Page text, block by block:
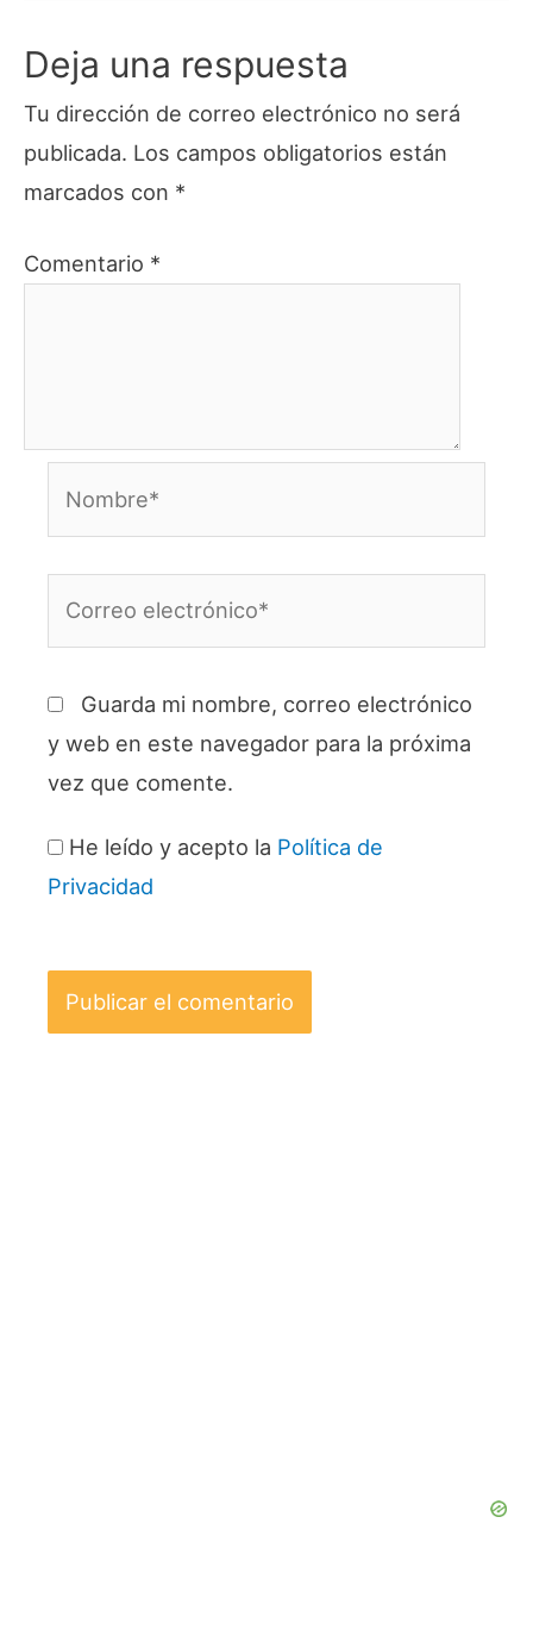
Deja una respuesta
Tu dirección de correo electrónico no será
publicada. Los campos obligatorios están
marcados con *
Comentario *
Guarda mi nombre, correo electrónico
y web en este navegador para la próxima
vez que comente.
He leído y acepto la Política de
Privacidad